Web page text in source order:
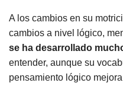
A los cambios en su
cambios a nivel lógico,
se ha desarrollado
entender, aunque su
pensamiento lógico